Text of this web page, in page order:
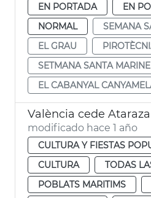
EN PORTADA
EN
NORMAL
SEMANA
EL GRAU
SETMANA SANTA
EL CABANYAL
modificado hace 1 año
CULTURA Y FIESTAS
CULTURA
TODAS
POBLATS MARITIMS